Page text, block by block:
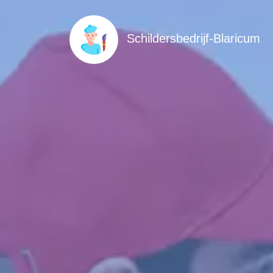
Schildersbedrijf-Blaricum